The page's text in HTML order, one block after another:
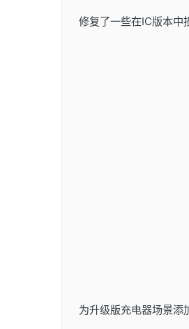
修复了一些在IC版本中
为升级版充电器场景